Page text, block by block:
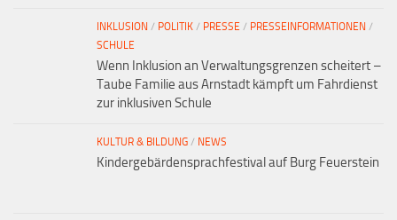
INKLUSION / POLITIK / PRESSE / PRESSEINFORMATIONEN /
SCHULE
Wenn Inklusion an Verwaltungsgrenzen scheitert –
Taube Familie aus Arnstadt kämpft um Fahrdienst
zur inklusiven Schule
KULTUR & BILDUNG / NEWS
Kindergebärdensprachfestival auf Burg Feuerstein